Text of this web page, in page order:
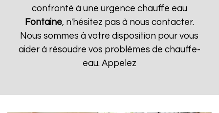
confronté à une urgence chauffe eau
Fontaine, n'hésitez pas à nous contacter.
Nous sommes à votre disposition pour vous
aider à résoudre vos problèmes de chauffe-
eau. Appelez